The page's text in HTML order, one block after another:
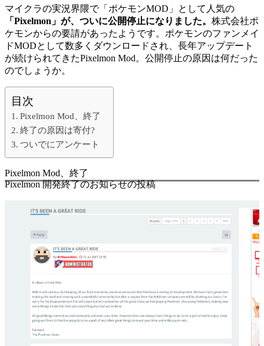
マイクラの実況界隈で「ポケモンMOD」として人気の
「Pixelmon」が、ついに公開停止になりました。 株式会社ポ
ケモンからの要請があったようです。ポケモンのファンメイ
ドMODとして数多くダウンロードされ、長年アップデート
が続けられてきたPixelmon Mod。公開停止の原因は何だった
のでしょうか。
目次
Pixelmon Mod、終了
終了の原因は寄付?
ついでにアンケート
Pixelmon Mod、終了
Pixelmon 開発終了のお知らせの投稿